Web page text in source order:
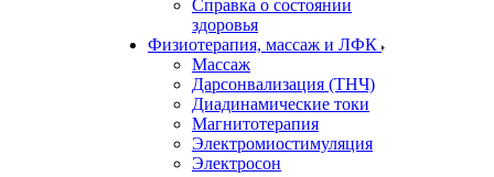
Справка о состоянии
здоровья
Физиотерапия, массаж и ЛФК
Массаж
Дарсонвализация (ТНЧ)
Диадинамические токи
Магнитотерапия
Электромиостимуляция
Электросон